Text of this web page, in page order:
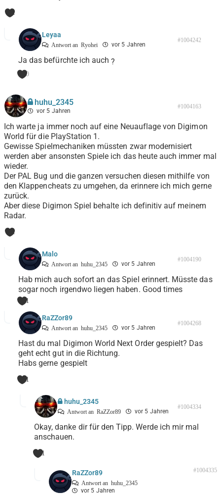
1
Leyaa
Antwort an Ryohei vor 5 Jahren
#1004242
Ja das befürchte ich auch?
0
huhu_2345
vor 5 Jahren
#1004163
Ich warte ja immer noch auf eine Neuauflage von Digimon
World für die PlayStation 1.
Gewisse Spielmechaniken müssten zwar modernisiert
werden aber ansonsten Spiele ich das heute auch immer mal
wieder.
Der PAL Bug und die ganzen versuchen diesen mithilfe von
den Klappencheats zu umgehen, da erinnere ich mich gerne
zurück.
Aber diese Digimon Spiel behalte ich definitiv auf meinem
Radar.
1
Malo
Antwort an huhu_2345 vor 5 Jahren
#1004190
Hab mich auch sofort an das Spiel erinnert. Müsste das
sogar noch irgendwo liegen haben. Good times
1
RaZZor89
Antwort an huhu_2345 vor 5 Jahren
#1004268
Hast du mal Digimon World Next Order gespielt? Das
geht echt gut in die Richtung.
Habs gerne gespielt
1
huhu_2345
Antwort an RaZZor89 vor 5 Jahren
#1004334
Okay, danke dir für den Tipp. Werde ich mir mal
anschauen.
1
RaZZor89
Antwort an huhu_2345
vor 5 Jahren
#1004335